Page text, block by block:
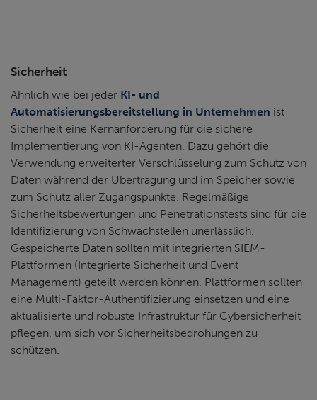
Sicherheit
Ähnlich wie bei jeder KI- und
Automatisierungsbereitstellung in Unternehmen ist
Sicherheit eine Kernanforderung für die sichere
Implementierung von KI-Agenten. Dazu gehört die
Verwendung erweiterter Verschlüsselung zum Schutz von
Daten während der Übertragung und im Speicher sowie
zum Schutz aller Zugangspunkte. Regelmäßige
Sicherheitsbewertungen und Penetrationstests sind für die
Identifizierung von Schwachstellen unerlässlich.
Gespeicherte Daten sollten mit integrierten SIEM-
Plattformen (Integrierte Sicherheit und Event
Management) geteilt werden können. Plattformen sollten
eine Multi-Faktor-Authentifizierung einsetzen und eine
aktualisierte und robuste Infrastruktur für Cybersicherheit
pflegen, um sich vor Sicherheitsbedrohungen zu
schützen.